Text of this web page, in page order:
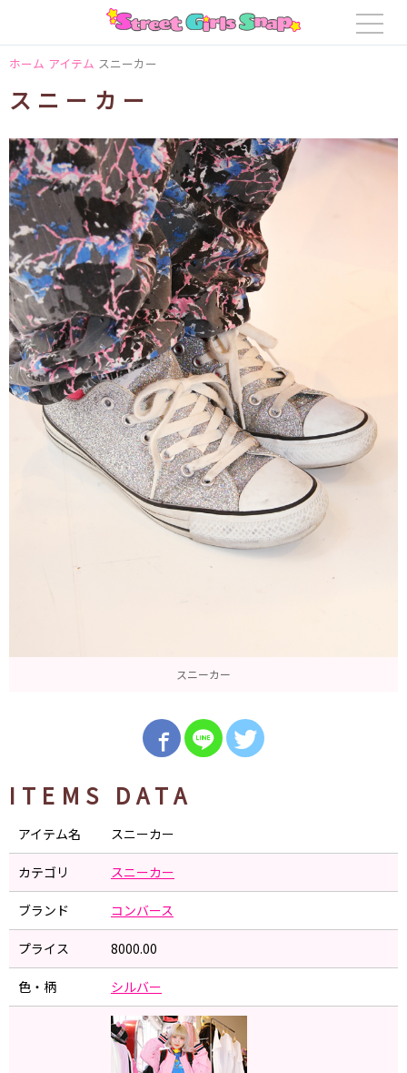
ホーム アイテム スニーカー
スニーカー
スニーカー
ITEMS DATA
アイテム名 スニーカー
カテゴリ スニーカー
ブランド コンバース
プライス 8000.00
色・柄 シルバー